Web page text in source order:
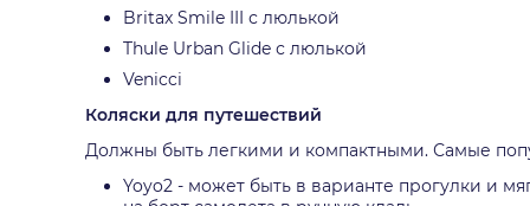
Britax Smile III с люлькой
Thule Urban Glide с люлькой
Venicci
Коляски для путешествий
Должны быть легкими и компактными. Самые
Yoyo2 - может быть в варианте прогулки и